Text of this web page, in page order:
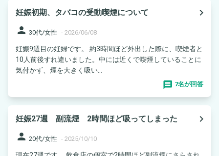
妊娠初期、タバコの受動喫煙について
navigate_next
person 30代/女性 - 2026/06/08
妊娠9週目の妊婦です。 約3時間ほど外出した際に、喫煙者と
10人前後すれ違いました。中には近くで喫煙していることに
気付かず、煙を大きく吸い...
7名が回答
妊娠27週 副流煙 2時間ほど吸ってしまった
navigate_next
person 20代/女性 - 2025/10/10